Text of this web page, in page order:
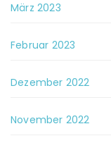
März 2023
Februar 2023
Dezember 2022
November 2022